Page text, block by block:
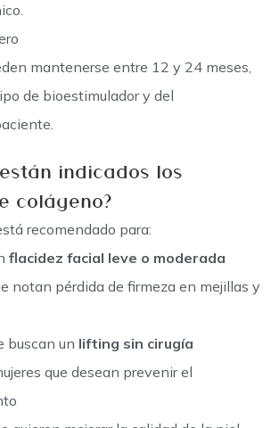
mantenerse entre 12 y 24 meses,
de bioestimulador y del
indicados los
colágeno?
recomendado para:
flacidez facial leve o moderada
notan pérdida de firmeza en mejillas y
buscan un lifting sin cirugía
que desean prevenir el